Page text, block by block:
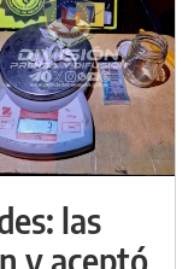
las
y aceptó